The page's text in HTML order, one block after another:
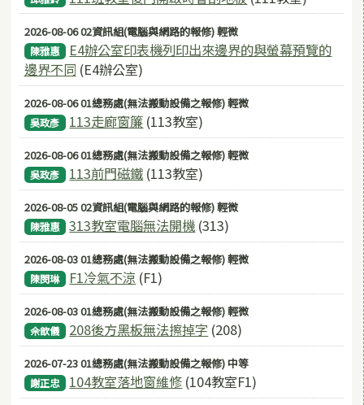
2026-08-06 02資訊組(電腦與網路的報修) 輕微
陳雅惠
E4辦公室印表機列印出來邊界的與螢幕預覽的
邊界不同 (E4辦公室)
2026-08-06 01總務處(無法搬動設備之報修) 輕微
吳政彥 113走廊窗簾 (113教室)
2026-08-06 01總務處(無法搬動設備之報修) 輕微
吳政彥 113前門磁鐵 (113教室)
2026-08-05 02資訊組(電腦與網路的報修) 輕微
陳雅惠 313教室電腦無法開機 (313)
2026-08-03 01總務處(無法搬動設備之報修) 輕微
陳閔琳 F1冷氣不涼 (F1)
2026-08-03 01總務處(無法搬動設備之報修) 輕微
佘歆儀 208後方黑板無法擦掉字 (208)
2026-07-23 01總務處(無法搬動設備之報修) 中等
謝正忠 104教室落地窗維修 (104教室F1)